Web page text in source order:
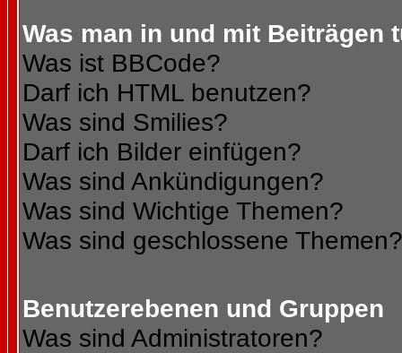
Was man in und mit Beiträgen
Was ist BBCode?
Darf ich HTML benutzen?
Was sind Smilies?
Darf ich Bilder einfügen?
Was sind Ankündigungen?
Was sind Wichtige Themen?
Was sind geschlossene Themen?
Benutzerebenen und Gruppen
Was sind Administratoren?